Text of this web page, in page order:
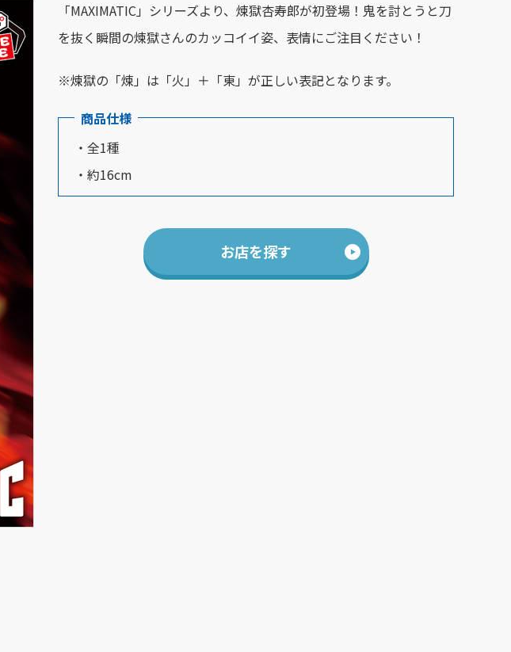
「MAXIMATIC」シリーズより、煉獄杏寿郎が初登場！鬼を討とうと刀
を抜く瞬間の煉獄さんのカッコイイ姿、表情にご注目ください！
※煉獄の「煉」は「火」＋「東」が正しい表記となります。
商品仕様
・全1種
・約16cm
お店を探す